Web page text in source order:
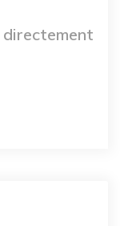
directement